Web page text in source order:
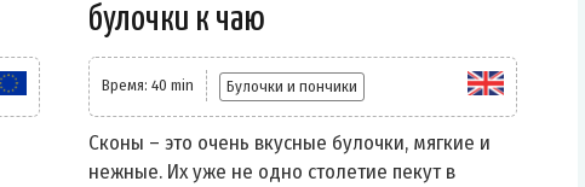
булочки к чаю
Время: 40 min Булочки и пончики
Сконы – это очень вкусные булочки, мягкие и
нежные. Их уже не одно столетие пекут в